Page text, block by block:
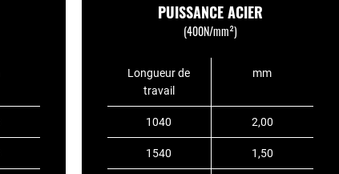
PUISSANCE ACIER
(400N/mm²)
Longueur de
travail
mm
1040 2,00
1540 1,50